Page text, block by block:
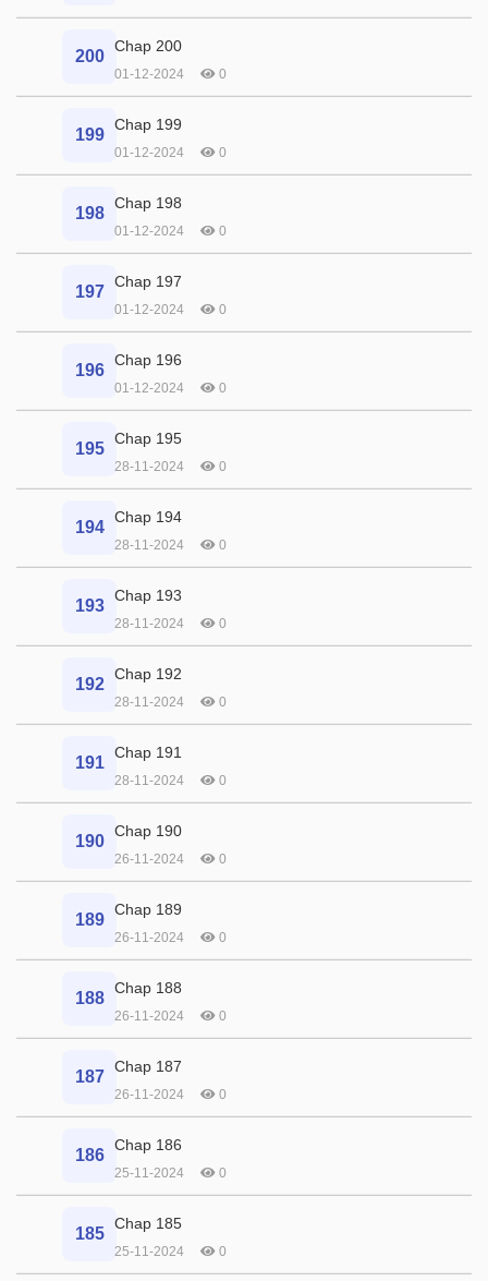
200
Chap 200
01-12-2024 0
199
Chap 199
01-12-2024 0
198
Chap 198
01-12-2024 0
197
Chap 197
01-12-2024 0
196
Chap 196
01-12-2024 0
195
Chap 195
28-11-2024 0
194
Chap 194
28-11-2024 0
193
Chap 193
28-11-2024 0
192
Chap 192
28-11-2024 0
191
Chap 191
28-11-2024 0
190
Chap 190
26-11-2024 0
189
Chap 189
26-11-2024 0
188
Chap 188
26-11-2024 0
187
Chap 187
26-11-2024 0
186
Chap 186
25-11-2024 0
185
Chap 185
25-11-2024 0